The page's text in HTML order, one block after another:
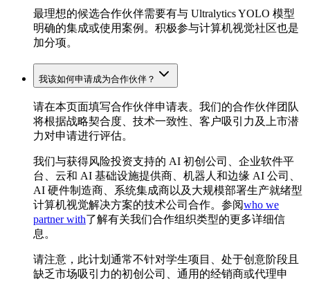
最理想的候选合作伙伴需要有与 Ultralytics YOLO 模型
明确的集成或使用案例。积极参与计算机视觉社区也是
加分项。
我该如何申请成为合作伙伴？
请在本页面填写合作伙伴申请表。我们的合作伙伴团队
将根据战略契合度、技术一致性、客户吸引力及上市潜
力对申请进行评估。
我们与获得风险投资支持的 AI 初创公司、企业软件平
台、云和 AI 基础设施提供商、机器人和边缘 AI 公司、
AI 硬件制造商、系统集成商以及大规模部署生产就绪型
计算机视觉解决方案的技术公司合作。参阅who we
partner with了解有关我们合作组织类型的更多详细信
息。
请注意，此计划通常不针对学生项目、处于创意阶段且
缺乏市场吸引力的初创公司、通用的经销商或代理申